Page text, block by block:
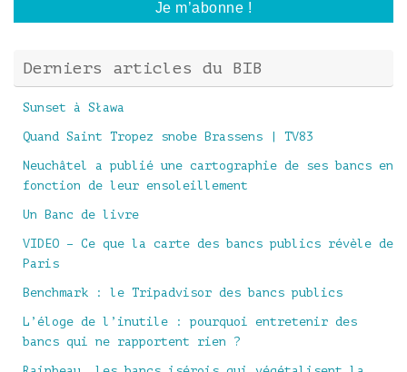
Derniers articles du BIB
Sunset à Sława
Quand Saint Tropez snobe Brassens | TV83
Neuchâtel a publié une cartographie de ses bancs en
fonction de leur ensoleillement
Un Banc de livre
VIDEO – Ce que la carte des bancs publics révèle de
Paris
Benchmark : le Tripadvisor des bancs publics
L’éloge de l’inutile : pourquoi entretenir des
bancs qui ne rapportent rien ?